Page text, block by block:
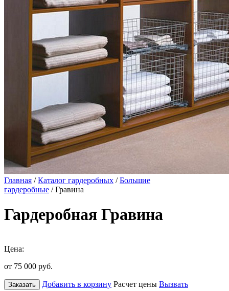
Главная /Каталог гардеробных /Большие
гардеробные / Гравина
Гардеробная Гравина
Цена:
от 75 000 руб.
Заказать Добавить в корзину Расчет цены Вызвать